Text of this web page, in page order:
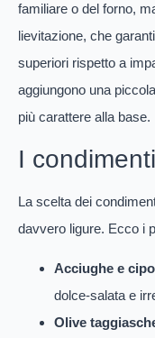
familiare o del forno,
lievitazione, che
superiori rispetto a
aggiungono una
più carattere alla base.
I
La scelta dei
davvero ligure. Ecco i
Acciughe e
dolce-salata e
Olive